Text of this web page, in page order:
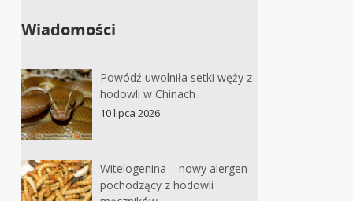
Wiadomości
Powódź uwolniła setki węży z
hodowli w Chinach
10 lipca 2026
Witelogenina – nowy alergen
pochodzący z hodowli